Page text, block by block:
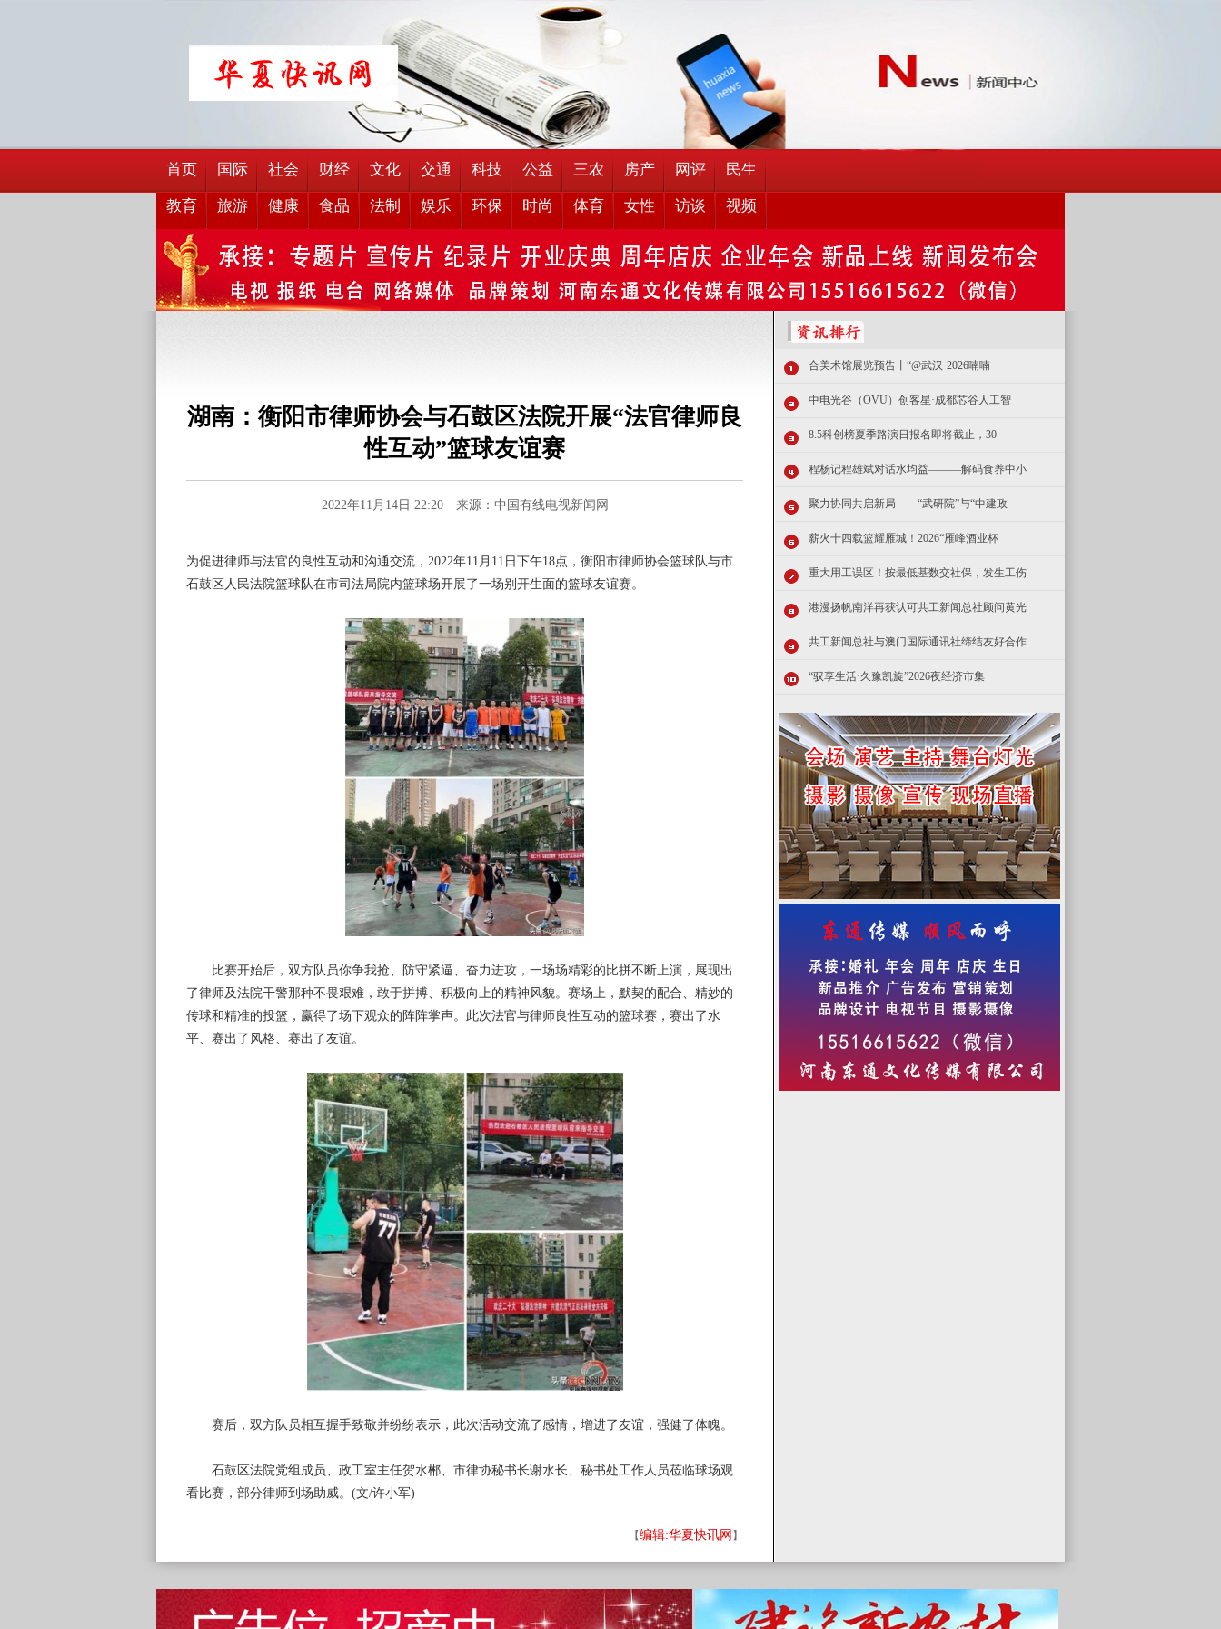
首页 国际 社会 财经 文化 交通 科技 公益 三农 房产 网评 民生
教育 旅游 健康 食品 法制 娱乐 环保 时尚 体育 女性 访谈 视频
湖南：衡阳市律师协会与石鼓区法院开展“法官律师良
性互动”篮球友谊赛
2022年11月14日 22:20 来源：中国有线电视新闻网
为促进律师与法官的良性互动和沟通交流，2022年11月11日下午18点，衡阳市律师协会篮球队与市
石鼓区人民法院篮球队在市司法局院内篮球场开展了一场别开生面的篮球友谊赛。
比赛开始后，双方队员你争我抢、防守紧逼、奋力进攻，一场场精彩的比拼不断上演，展现出
了律师及法院干警那种不畏艰难，敢于拼搏、积极向上的精神风貌。赛场上，默契的配合、精妙的
传球和精准的投篮，赢得了场下观众的阵阵掌声。此次法官与律师良性互动的篮球赛，赛出了水
平、赛出了风格、赛出了友谊。
赛后，双方队员相互握手致敬并纷纷表示，此次活动交流了感情，增进了友谊，强健了体魄。
石鼓区法院党组成员、政工室主任贺水郴、市律协秘书长谢水长、秘书处工作人员莅临球场观
看比赛，部分律师到场助威。(文/许小军)
【编辑:华夏快讯网 】
合美术馆展览预告丨“@武汉·2026喃喃
中电光谷（OVU）创客星·成都芯谷人工智
8.5科创榜夏季路演日报名即将截止，30
程杨记程雄斌对话水均益———解码食养中小
聚力协同共启新局——“武研院”与“中建政
薪火十四载篮耀雁城！2026“雁峰酒业杯
重大用工误区！按最低基数交社保，发生工伤
港漫扬帆南洋再获认可共工新闻总社顾问黄光
共工新闻总社与澳门国际通讯社缔结友好合作
“驭享生活·久豫凯旋”2026夜经济市集